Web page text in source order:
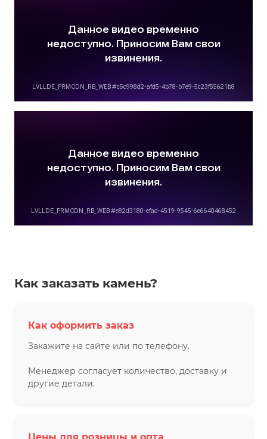
Как заказать камень?
Как оформить заказ
Закажите на сайте или по телефону.
Менеджер согласует количество, доставку и
другие детали.